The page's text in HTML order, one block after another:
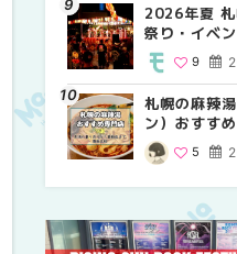
2026年夏 札
祭り・イベ
MouLa9
札幌の麻辣
ン）おすす
場の量り売
徹底比較 |
5